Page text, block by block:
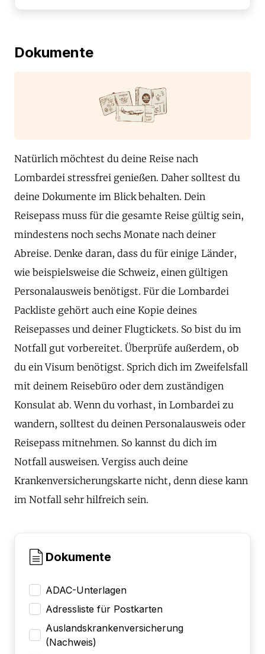
Dokumente
Natürlich möchtest du deine Reise nach
Lombardei stressfrei genießen. Daher solltest du
deine Dokumente im Blick behalten. Dein
Reisepass muss für die gesamte Reise gültig sein,
mindestens noch sechs Monate nach deiner
Abreise. Denke daran, dass du für einige Länder,
wie beispielsweise die Schweiz, einen gültigen
Personalausweis benötigst. Für die Lombardei
Packliste gehört auch eine Kopie deines
Reisepasses und deiner Flugtickets. So bist du im
Notfall gut vorbereitet. Überprüfe außerdem, ob
du ein Visum benötigst. Sprich dich im Zweifelsfall
mit deinem Reisebüro oder dem zuständigen
Konsulat ab. Wenn du vorhast, in Lombardei zu
wandern, solltest du deinen Personalausweis oder
Reisepass mitnehmen. So kannst du dich im
Notfall ausweisen. Vergiss auch deine
Krankenversicherungskarte nicht, denn diese kann
im Notfall sehr hilfreich sein.
Dokumente
ADAC-Unterlagen
Adressliste für Postkarten
Auslandskrankenversicherung
(Nachweis)